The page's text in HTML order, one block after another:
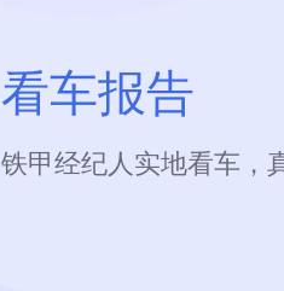
看车报告
铁甲经纪人实地看车，